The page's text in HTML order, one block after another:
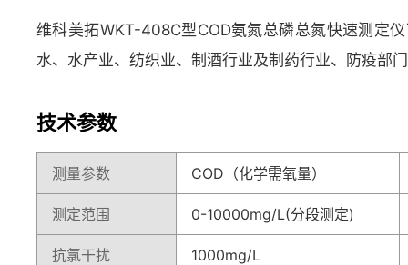
维科美拓WKT-408C型COD氨氮总磷总氮快速测定
水、水产业、纺织业、制酒行业及制药行业、防疫部
技术参数
测量参数 COD（化学需氧量）
测定范围 0-10000mg/L(分段测定)
抗氯干扰 1000mg/L